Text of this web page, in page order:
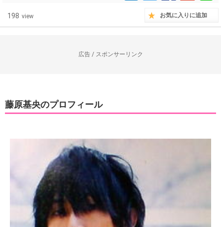
198 view お気に入りに追加
広告 / スポンサーリンク
藤原基央のプロフィール